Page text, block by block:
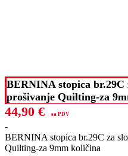
BERNINA stopica br.29C
prošivanje Quilting-za
44,90 € sa PDV
-
BERNINA stopica br.29C za
Quilting-za 9mm količina